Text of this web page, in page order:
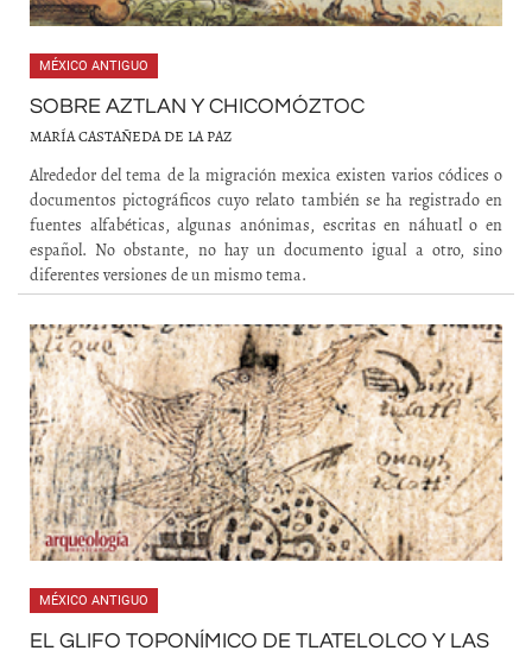
MÉXICO ANTIGUO
SOBRE AZTLAN Y CHICOMÓZTOC
MARÍA CASTAÑEDA DE LA PAZ
Alrededor del tema de la migración mexica existen varios códices o
documentos pictográficos cuyo relato también se ha registrado en
fuentes alfabéticas, algunas anónimas, escritas en náhuatl o en
español. No obstante, no hay un documento igual a otro, sino
diferentes versiones de un mismo tema.
MÉXICO ANTIGUO
EL GLIFO TOPONÍMICO DE TLATELOLCO Y LAS